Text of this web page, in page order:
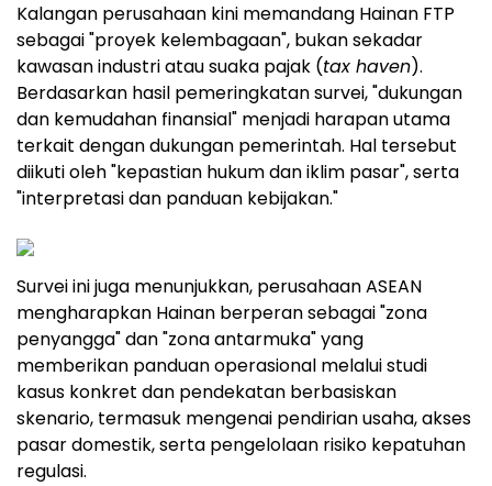
Kalangan perusahaan kini memandang Hainan FTP
sebagai "proyek kelembagaan", bukan sekadar
kawasan industri atau suaka pajak (tax haven).
Berdasarkan hasil pemeringkatan survei, "dukungan
dan kemudahan finansial" menjadi harapan utama
terkait dengan dukungan pemerintah. Hal tersebut
diikuti oleh "kepastian hukum dan iklim pasar", serta
"interpretasi dan panduan kebijakan."
Survei ini juga menunjukkan, perusahaan ASEAN
mengharapkan Hainan berperan sebagai "zona
penyangga" dan "zona antarmuka" yang
memberikan panduan operasional melalui studi
kasus konkret dan pendekatan berbasiskan
skenario, termasuk mengenai pendirian usaha, akses
pasar domestik, serta pengelolaan risiko kepatuhan
regulasi.